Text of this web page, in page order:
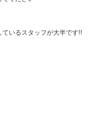
いるスタッフが大半です!!